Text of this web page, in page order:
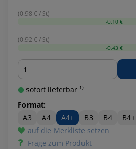
(0.98 € / St)
-0,10 €
(0.92 € / St)
-0,43 €
Menge
sofort lieferbar ¹⁾
Format:
A3
A4 A4+ B3 B4 B4+
auf die Merkliste setzen
Frage zum Produkt